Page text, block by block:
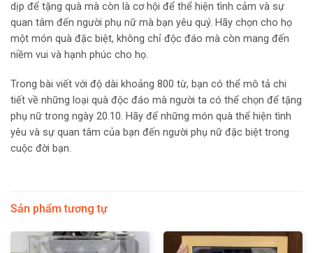
dịp để tặng quà mà còn là cơ hội để thể hiện tình cảm và sự
quan tâm đến người phụ nữ mà bạn yêu quý. Hãy chọn cho họ
một món quà đặc biệt, không chỉ độc đáo mà còn mang đến
niềm vui và hạnh phúc cho họ.
Trong bài viết với độ dài khoảng 800 từ, bạn có thể mô tả chi
tiết về những loại quà độc đáo mà người ta có thể chọn để tặng
phụ nữ trong ngày 20.10. Hãy để những món quà thể hiện tình
yêu và sự quan tâm của bạn đến người phụ nữ đặc biệt trong
cuộc đời bạn.
Sản phẩm tương tự